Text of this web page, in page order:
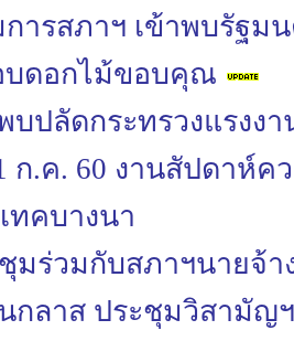
ารสภาฯ เข้าพบรัฐมน
บดอกไม้ขอบคุณ
บปลัดกระทรวงแรงงา
ก.ค. 60 งานสัปดาห์
ทคบางนา
มร่วมกับสภาฯนายจ้า
นกลาส ประชุมวิสามั